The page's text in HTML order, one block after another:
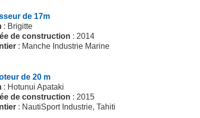
de 17m
: Brigitte
de construction : 2014
: Manche Industrie Marine
de 20 m
: Hotunui Apataki
de construction : 2015
: NautiSport Industrie, Tahiti